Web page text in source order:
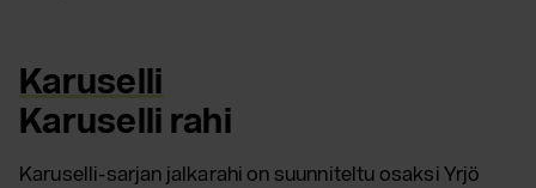
Karuselli
Karuselli rahi
Karuselli-sarjan jalkarahi on suunniteltu osaksi Yrjö